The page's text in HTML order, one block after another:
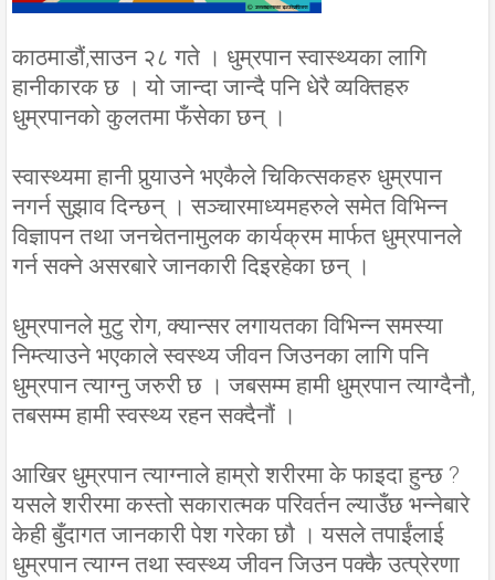
काठमाडौं,साउन २८ गते । धुम्रपान स्वास्थ्यका लागि
हानीकारक छ । यो जान्दा जान्दै पनि धेरै व्यक्तिहरु
धुम्रपानको कुलतमा फँसेका छन् ।
स्वास्थ्यमा हानी पुर्‍याउने भएकैले चिकित्सकहरु धुम्रपान
नगर्न सुझाव दिन्छन् । सञ्चारमाध्यमहरुले समेत विभिन्न
विज्ञापन तथा जनचेतनामुलक कार्यक्रम मार्फत धुम्रपानले
गर्न सक्ने असरबारे जानकारी दिइरहेका छन् ।
धुम्रपानले मुटु रोग, क्यान्सर लगायतका विभिन्न समस्या
निम्त्याउने भएकाले स्वस्थ्य जीवन जिउनका लागि पनि
धुम्रपान त्याग्नु जरुरी छ । जबसम्म हामी धुम्रपान त्याग्दैनौ,
तबसम्म हामी स्वस्थ्य रहन सक्दैनौं ।
आखिर धुम्रपान त्याग्नाले हाम्रो शरीरमा के फाइदा हुन्छ ?
यसले शरीरमा कस्तो सकारात्मक परिवर्तन ल्याउँछ भन्नेबारे
केही बुँदागत जानकारी पेश गरेका छौ । यसले तपाईंलाई
धुम्रपान त्याग्न तथा स्वस्थ्य जीवन जिउन पक्कै उत्प्रेरणा